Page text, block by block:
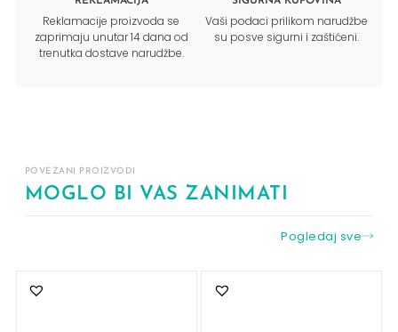
Reklamacije proizvoda se
zaprimaju unutar 14 dana od
trenutka dostave narudžbe.
Vaši podaci prilikom narudžbe
su posve sigurni i zaštićeni.
POVEZANI PROIZVODI
MOGLO BI VAS ZANIMATI
Pogledaj sve